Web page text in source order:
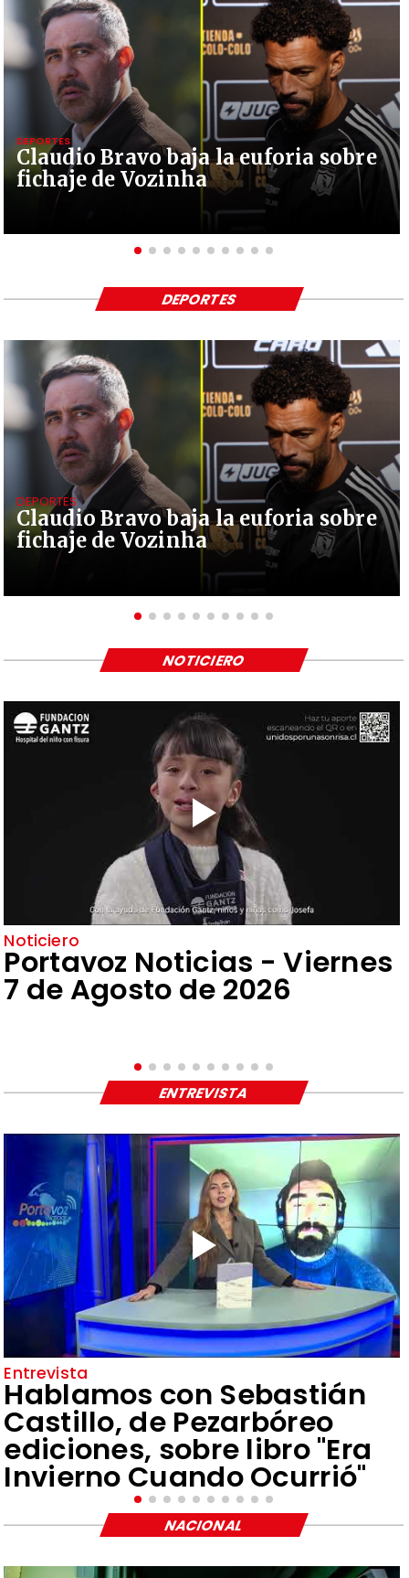
Claudio Bravo baja la euforia sobre
fichaje de Vozinha
DEPORTES
Claudio Bravo baja la euforia sobre
fichaje de Vozinha
DEPORTES
DEPORTES
Noticiero
Portavoz Noticias - Viernes
7 de Agosto de 2026
NOTICIERO
Entrevista
Hablamos con Sebastián
Castillo, de Pezarbóreo
ediciones, sobre libro "Era
Invierno Cuando Ocurrió"
ENTREVISTA
NACIONAL